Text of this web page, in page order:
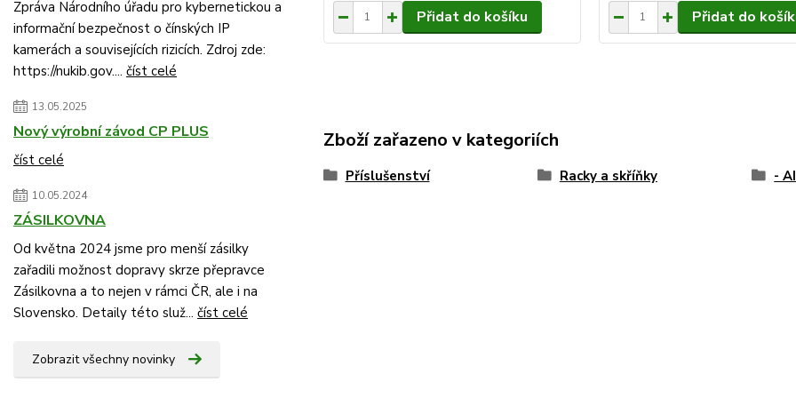
Zpráva Národního úřadu pro kybernetickou a
informační bezpečnost o čínských IP
kamerách a souvisejících rizicích. Zdroj zde:
https://nukib.gov.... číst celé
13.05.2025
Nový výrobní závod CP PLUS
číst celé
10.05.2024
ZÁSILKOVNA
Od května 2024 jsme pro menší zásilky
zařadili možnost dopravy skrze přepravce
Zásilkovna a to nejen v rámci ČR, ale i na
Slovensko. Detaily této služ... číst celé
Zobrazit všechny novinky
Přidat do košíku Přidat do
Zboží zařazeno v kategoriích
Příslušenství Racky a skříňky -